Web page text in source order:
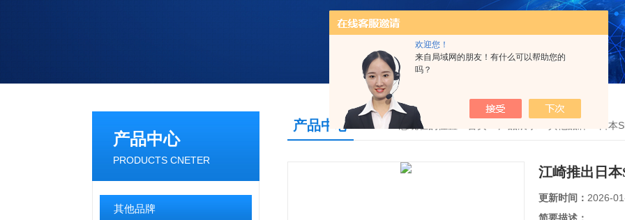
欢迎您！
来自局域网的朋友！有什么可以帮助您的
吗？
产品中心
PRODUCTS CNETER
其他品牌
产品中心 您现在的位置： 日本
江崎推出日
更新时间： 2026-